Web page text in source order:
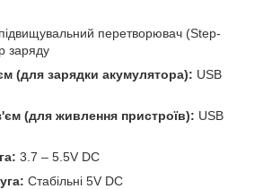
підвищувальний перетворювач (Step-
заряду
(для зарядки акумулятора): USB
(для живлення пристроїв): USB
3.7 – 5.5V DC
Стабільні 5V DC